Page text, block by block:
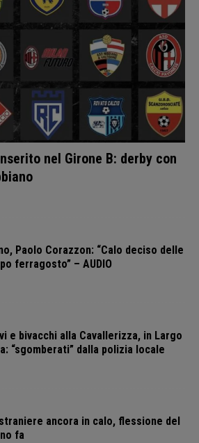
nel Girone B: derby con
Paolo Corazzon: “Calo deciso delle
ferragosto” – AUDIO
e bivacchi alla Cavallerizza, in Largo
“sgomberati” dalla polizia locale
ancora in calo, flessione del
fa